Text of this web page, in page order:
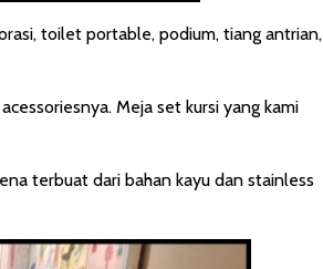
toilet portable, podium, tiang antrian,
Meja set kursi yang kami
terbuat dari bahan kayu dan stainless